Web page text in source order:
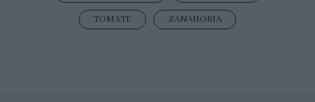
TOMATE ZANAHORIA